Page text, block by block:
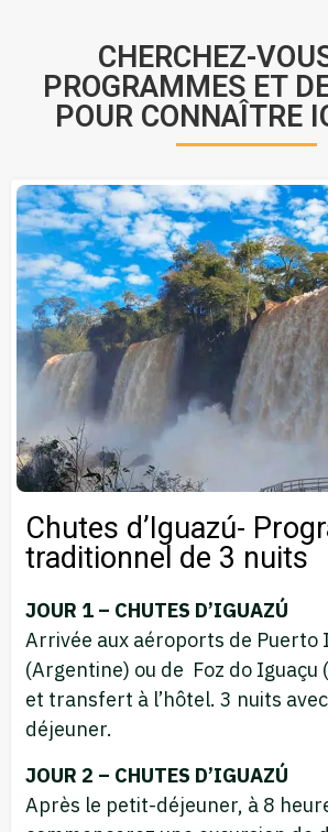
CHERCHEZ-
PROGRAMMES ET
POUR CONNAÎTRE
Chutes d’Iguazú-
traditionnel de 3 nuits
JOUR 1 – CHUTES D’IGUAZÚ
Arrivée aux aéroports de Puerto
(Argentine) ou de Foz do Iguaçu
et transfert à l’hôtel. 3 nuits
déjeuner.
JOUR 2 – CHUTES D’IGUAZÚ
Après le petit-déjeuner, à 8